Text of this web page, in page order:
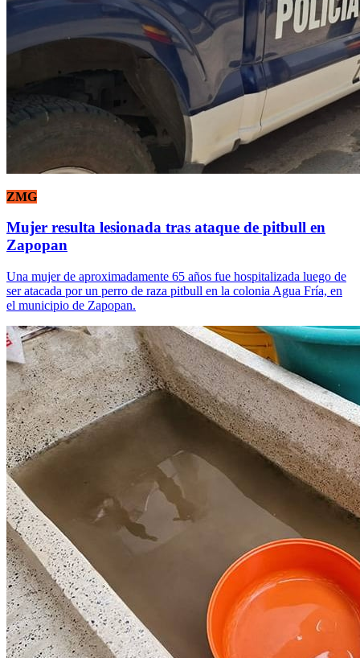
ZMG
Mujer resulta lesionada tras ataque de pitbull en
Zapopan
Una mujer de aproximadamente 65 años fue hospitalizada luego de
ser atacada por un perro de raza pitbull en la colonia Agua Fría, en
el municipio de Zapopan.